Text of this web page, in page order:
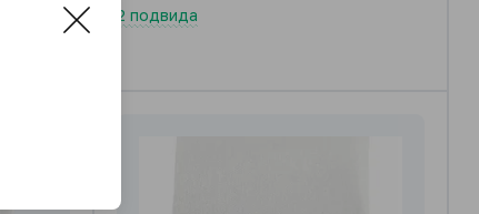
2 подвида